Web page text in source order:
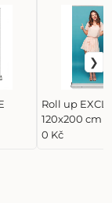
Roll up
120x200 cm
0 Kč